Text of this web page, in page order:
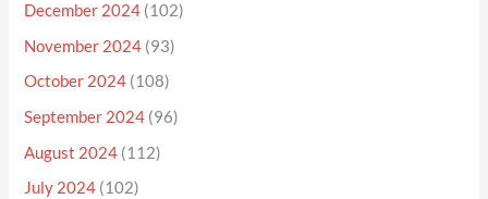
December 2024 (102)
November 2024 (93)
October 2024 (108)
September 2024 (96)
August 2024 (112)
July 2024 (102)